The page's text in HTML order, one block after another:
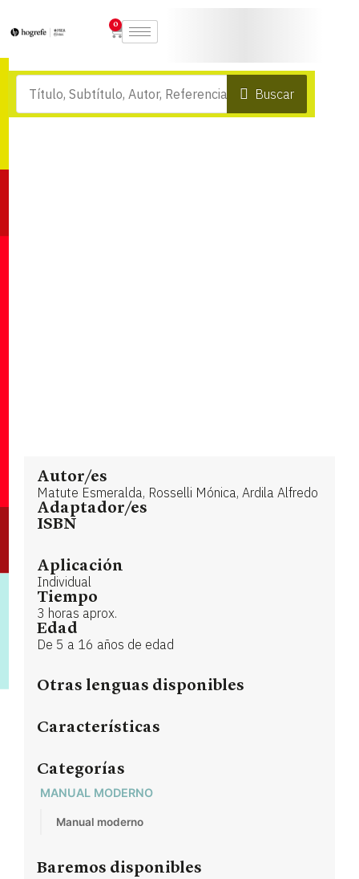
0
Buscar
Autor/es
Matute Esmeralda, Rosselli Mónica, Ardila Alfredo
Adaptador/es
ISBN
Aplicación
Individual
Tiempo
3 horas aprox.
Edad
De 5 a 16 años de edad
Otras lenguas disponibles
Características
Categorías
MANUAL MODERNO
Manual moderno
Baremos disponibles